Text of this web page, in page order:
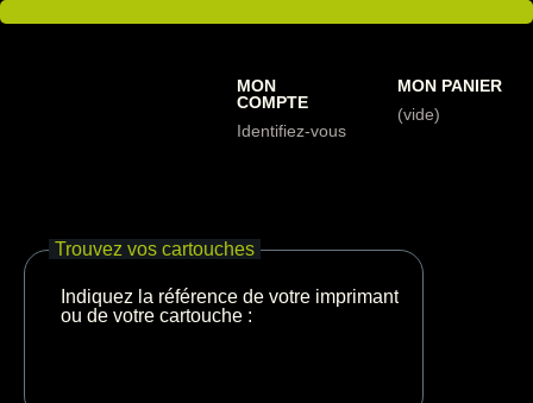
MON
COMPTE
Identifiez-vous
MON PANIER
(vide)
Trouvez vos cartouches
Indiquez la référence de votre imprimante
ou de votre cartouche :